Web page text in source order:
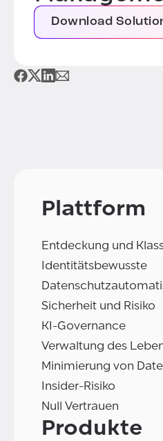
Download
Plattform
Entdeckung und
Identitätsbewusste
Sicherheit und Risiko
KI-Governance
Verwaltung des
Minimierung von
Insider-Risiko
Null Vertrauen
Produkte